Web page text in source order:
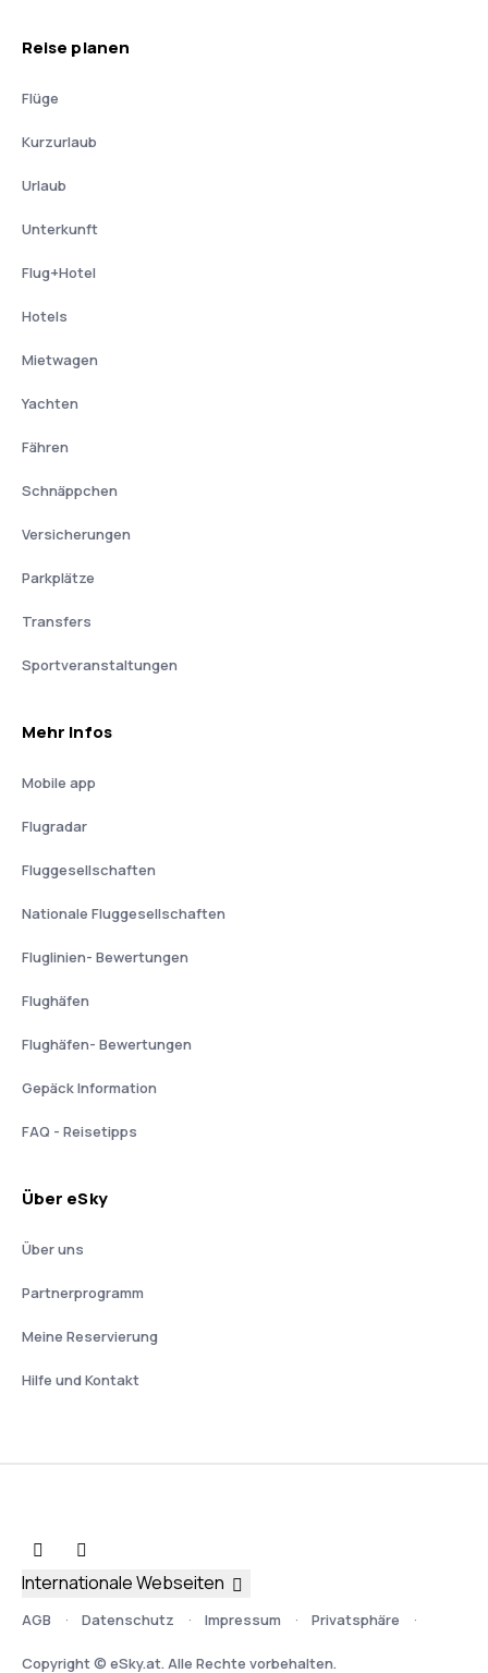
Reise planen
Flüge
Kurzurlaub
Urlaub
Unterkunft
Flug+Hotel
Hotels
Mietwagen
Yachten
Fähren
Schnäppchen
Versicherungen
Parkplätze
Transfers
Sportveranstaltungen
Mehr Infos
Mobile app
Flugradar
Fluggesellschaften
Nationale Fluggesellschaften
Fluglinien- Bewertungen
Flughäfen
Flughäfen- Bewertungen
Gepäck Information
FAQ - Reisetipps
Über eSky
Über uns
Partnerprogramm
Meine Reservierung
Hilfe und Kontakt
AGB Datenschutz Impressum Privatsphäre
Copyright © eSky.at. Alle Rechte vorbehalten.
Internationale Webseiten